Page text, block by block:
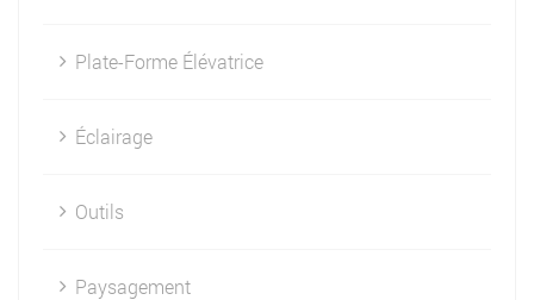
Plate-Forme Élévatrice
Éclairage
Outils
Paysagement